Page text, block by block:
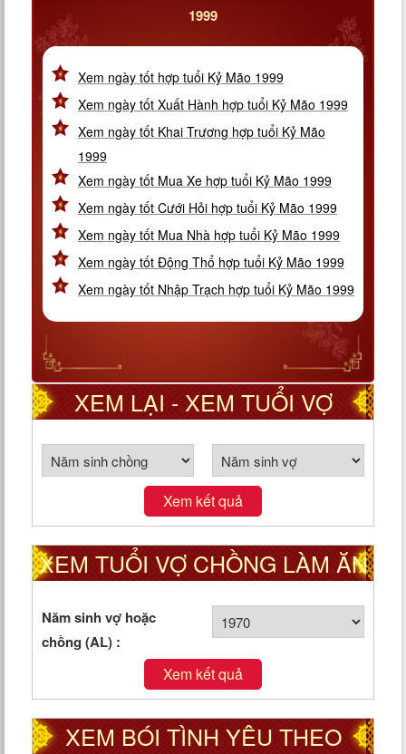
1999
Xem ngày tốt hợp tuổi Kỷ Mão 1999
Xem ngày tốt Xuất Hành hợp tuổi Kỷ Mão 1999
Xem ngày tốt Khai Trương hợp tuổi Kỷ Mão
1999
Xem ngày tốt Mua Xe hợp tuổi Kỷ Mão 1999
Xem ngày tốt Cưới Hỏi hợp tuổi Kỷ Mão 1999
Xem ngày tốt Mua Nhà hợp tuổi Kỷ Mão 1999
Xem ngày tốt Động Thổ hợp tuổi Kỷ Mão 1999
Xem ngày tốt Nhập Trạch hợp tuổi Kỷ Mão 1999
XEM LẠI - XEM TUỔI VỢ
CHỒNG THEO CUNG PHI
Xem kết quả
XEM TUỔI VỢ CHỒNG LÀM ĂN
TỐT HAY XẤU
Năm sinh vợ hoặc
chồng (AL) :
Xem kết quả
XEM BÓI TÌNH YÊU THEO